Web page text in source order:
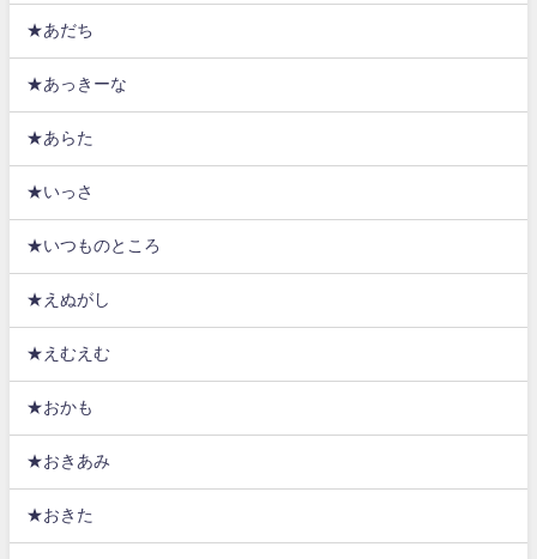
★あだち
★あっきーな
★あらた
★いっさ
★いつものところ
★えぬがし
★えむえむ
★おかも
★おきあみ
★おきた